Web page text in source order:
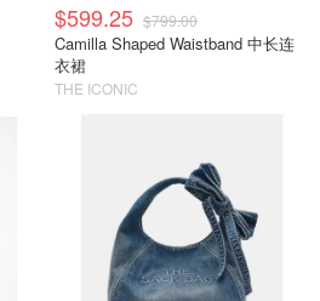
$599.25 $799.00
Camilla Shaped Waistband 中长连
衣裙
THE ICONIC